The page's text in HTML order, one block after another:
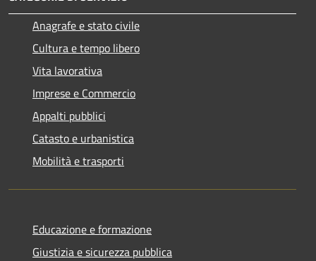
Anagrafe e stato civile
Cultura e tempo libero
Vita lavorativa
Imprese e Commercio
Appalti pubblici
Catasto e urbanistica
Mobilità e trasporti
Educazione e formazione
Giustizia e sicurezza pubblica